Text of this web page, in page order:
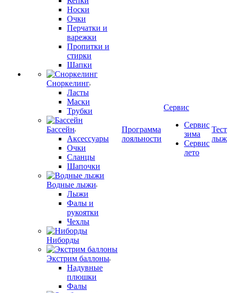
Носки
Очки
Перчатки и
варежки
Пропитки и
стирки
Шапки
Сноркелинг
Ласты
Маски
Трубки
Бассейн
Аксессуары
Очки
Сланцы
Шапочки
Водные лыжи
Лыжи
Фалы и
рукоятки
Чехлы
Ниборды
Экстрим баллоны
Надувные
плюшки
Фалы
Программа
лояльности
Сервис
Сервис
зима
Сервис
лето
Тест
лыж